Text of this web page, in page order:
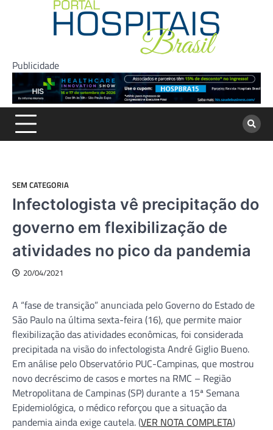
Publicidade
SEM CATEGORIA
Infectologista vê precipitação do
governo em flexibilização de
atividades no pico da pandemia
20/04/2021
A “fase de transição” anunciada pelo Governo do Estado de
São Paulo na última sexta-feira (16), que permite maior
flexibilização das atividades econômicas, foi considerada
precipitada na visão do infectologista André Giglio Bueno.
Em análise pelo Observatório PUC-Campinas, que mostrou
novo decréscimo de casos e mortes na RMC – Região
Metropolitana de Campinas (SP) durante a 15ª Semana
Epidemiológica, o médico reforçou que a situação da
pandemia ainda exige cautela. (VER NOTA COMPLETA)